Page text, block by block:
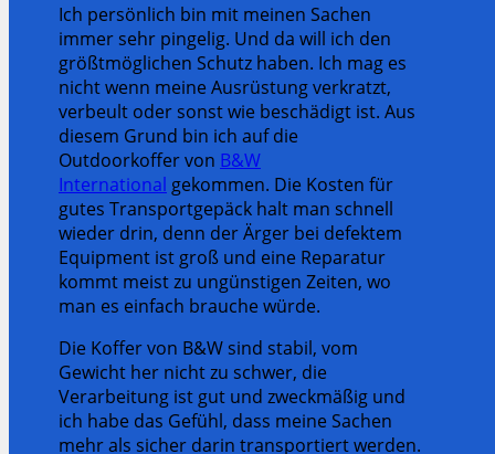
Ich persönlich bin mit meinen Sachen
immer sehr pingelig. Und da will ich den
größtmöglichen Schutz haben. Ich mag es
nicht wenn meine Ausrüstung verkratzt,
verbeult oder sonst wie beschädigt ist. Aus
diesem Grund bin ich auf die
Outdoorkoffer von B&W
International gekommen. Die Kosten für
gutes Transportgepäck halt man schnell
wieder drin, denn der Ärger bei defektem
Equipment ist groß und eine Reparatur
kommt meist zu ungünstigen Zeiten, wo
man es einfach brauche würde.
Die Koffer von B&W sind stabil, vom
Gewicht her nicht zu schwer, die
Verarbeitung ist gut und zweckmäßig und
ich habe das Gefühl, dass meine Sachen
mehr als sicher darin transportiert werden.